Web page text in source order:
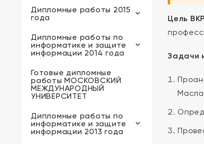
Дипломные работы 2015
года
Дипломные работы по
информатике и защите
информации 2014 года
Готовые дипломные
работы МОСКОВСКИЙ
МЕЖДУНАРОДНЫЙ
УНИВЕРСИТЕТ
Дипломные работы по
информатике и защите
информации 2013 года
Цель
Задачи